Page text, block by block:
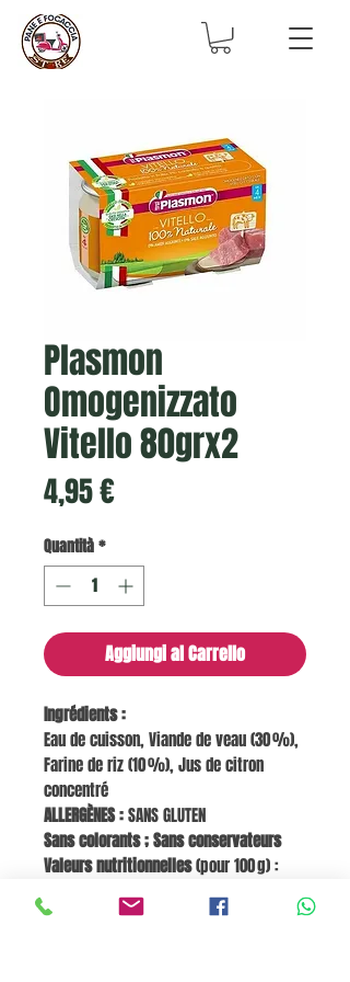
Plasmon
Omogenizzato
Vitello 80grx2
4,95 €Prezzo
Quantità*
Aggiungi al Carrello
Ingrédients :
Eau de cuisson, Viande de veau (30 %),
Farine de riz (10 %), Jus de citron
concentré
ALLERGÈNES :SANS GLUTEN
Sans colorants ; Sans conservateurs
Valeurs nutritionnelles(pour 100 g) :
Énergie 421 kJ / 100 kcal | Lipides 4,8 g |
dont saturés 2,3 g | Glucides 7,6 g | dont